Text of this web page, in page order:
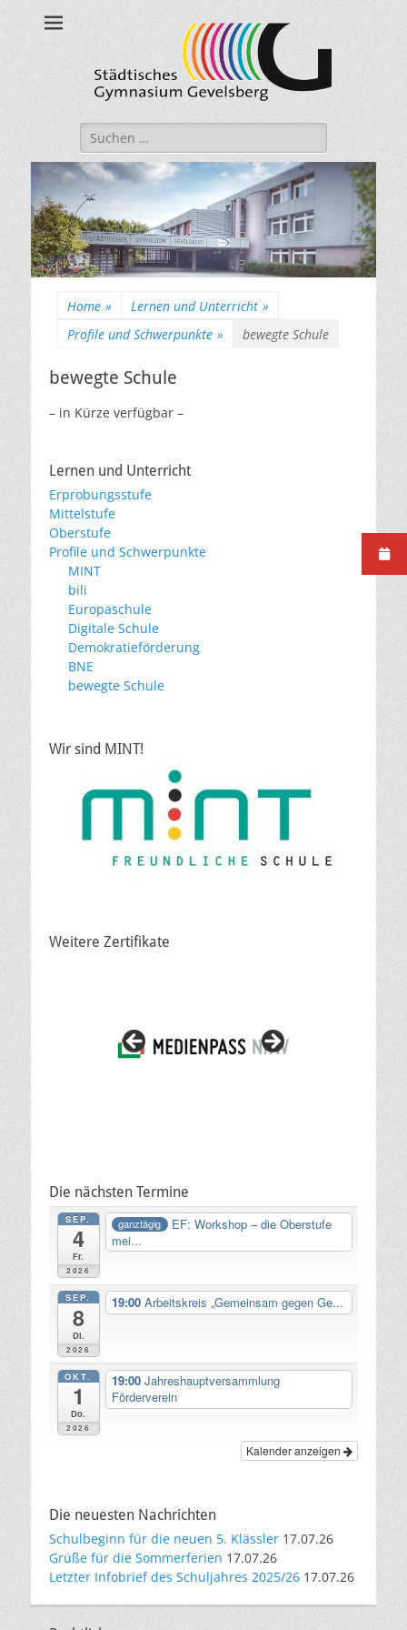
Städtisches
Gymnasium
Gevelsberg
Suche
nach:
Home » Lernen und Unterricht »
Profile und Schwerpunkte » bewegte Schule
bewegte Schule
– in Kürze verfügbar –
Lernen und Unterricht
Erprobungsstufe
Mittelstufe
Oberstufe
Profile und Schwerpunkte
MINT
bili
Europaschule
Digitale Schule
Demokratieförderung
BNE
bewegte Schule
Wir sind MINT!
Weitere Zertifikate
Die nächsten Termine
SEP.
4
Fr.
2026
ganztägig
EF: Workshop – die Oberstufe
mei...
SEP.
8
Di.
2026
19:00 Arbeitskreis „Gemeinsam gegen Ge...
OKT.
1
Do.
2026
19:00 Jahreshauptversammlung
Förderverein
Kalender anzeigen
Die neuesten Nachrichten
Schulbeginn für die neuen 5. Klässler 17.07.26
Grüße für die Sommerferien 17.07.26
Letzter Infobrief des Schuljahres 2025/26 17.07.26